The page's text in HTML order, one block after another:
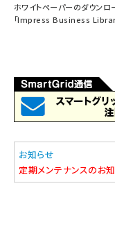
ホワイトペーパーのダウンロ
「Impress Business
お知らせ
定期メンテナンスのお